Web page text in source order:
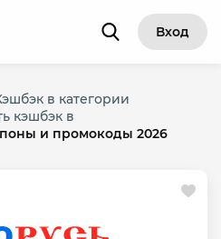
Вход
в категории
кэшбэк в
и промокоды 2026